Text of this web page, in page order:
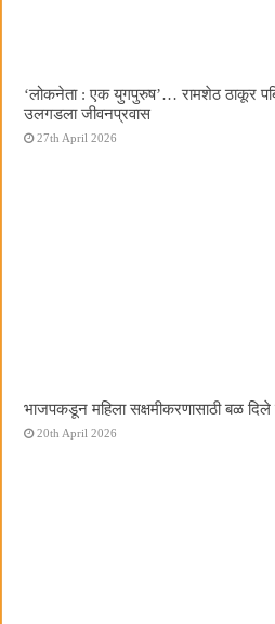
‌‘लोकनेता : एक युगपुरुष‌’… रामशेठ ठाकूर
उलगडला जीवनप्रवास
27th April 2026
भाजपकडून महिला सक्षमीकरणासाठी बळ
20th April 2026